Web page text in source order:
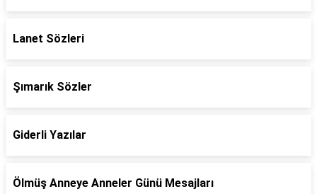
Lanet Sözleri
Şımarık Sözler
Giderli Yazılar
Ölmüş Anneye Anneler Günü Mesajları